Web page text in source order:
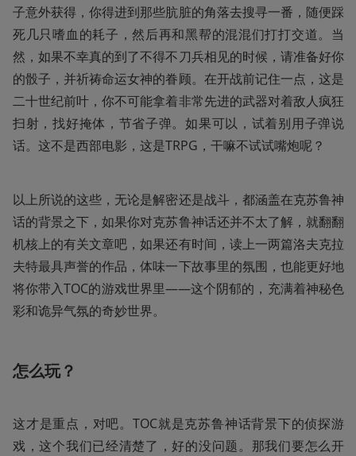
子意外获得，你得进到那些肮脏的角落去搜寻一番，随便踩
死几只嗜血的耗子，然后再和黑帮的混混们打打交道。当
然，如果不幸真的到了不得不刀兵相见的时候，请准备好你
的骰子，并祈祷命运女神的眷顾。在开战前记住一点，这是
二十世纪前叶，你不可能拿着非常先进的武器对着敌人疯狂
扫射，找好掩体，节省子弹。如果可以，试着别用子弹说
话。这不是西部电影，这是TRPG，干嘛不试试嘴炮呢？
以上所说的这些，无论是解密还是战斗，都涵盖在克苏鲁神
话的背景之下，如果你对克苏鲁神话还并不太了解，就翻翻
机核上的有关文章吧，如果还有时间，读上一两篇洛夫克拉
夫特最具声誉的作品，体味一下故事里的氛围，也能更好地
将你带入TOC的游戏世界里——这个阴郁的，充满着神秘色
彩和诡异气氛的奇妙世界。
怎么玩？
这才是重点，对吧。TOC就是克苏鲁神话背景下的侦探游
戏，这个我们已经清楚了，好的没问题。那我们要怎么开